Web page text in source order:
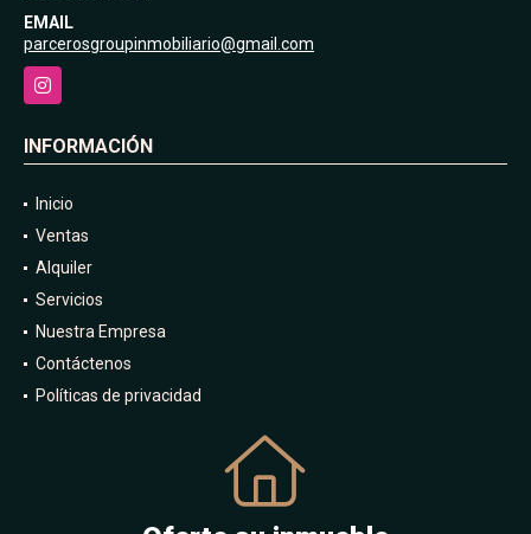
EMAIL
parcerosgroupinmobiliario@gmail.com
Instagram
INFORMACIÓN
Inicio
Ventas
Alquiler
Servicios
Nuestra Empresa
Contáctenos
Políticas de privacidad